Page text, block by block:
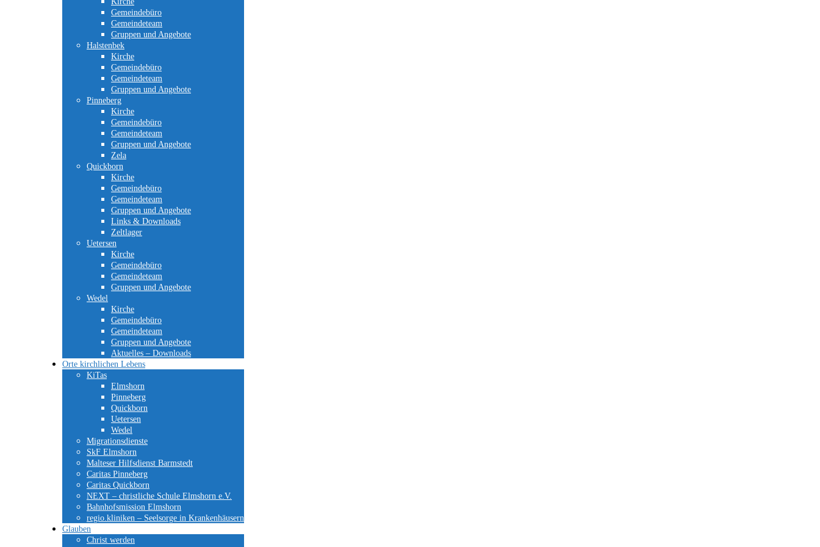
Gemeindebüro
Gemeindeteam
Gruppen und Angebote
Halstenbek
Kirche
Gemeindebüro
Gemeindeteam
Gruppen und Angebote
Pinneberg
Kirche
Gemeindebüro
Gemeindeteam
Gruppen und Angebote
Zela
Quickborn
Kirche
Gemeindebüro
Gemeindeteam
Gruppen und Angebote
Links & Downloads
Zeltlager
Uetersen
Kirche
Gemeindebüro
Gemeindeteam
Gruppen und Angebote
Wedel
Kirche
Gemeindebüro
Gemeindeteam
Gruppen und Angebote
Aktuelles – Downloads
Orte kirchlichen Lebens
KiTas
Elmshorn
Pinneberg
Quickborn
Uetersen
Wedel
Migrationsdienste
SkF Elmshorn
Malteser Hilfsdienst Barmstedt
Caritas Pinneberg
Caritas Quickborn
NEXT – christliche Schule Elmshorn e.V.
Bahnhofsmission Elmshorn
regio.kliniken – Seelsorge in Krankenhäusern
Glauben
Christ werden